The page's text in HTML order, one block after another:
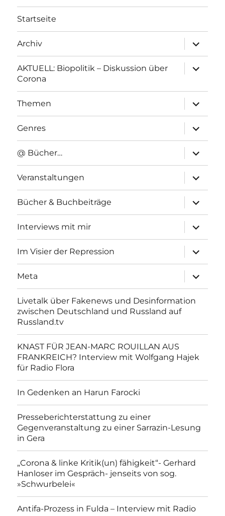
Startseite
Archiv
anzeigen
AKTUELL: Biopolitik – Diskussion über
Corona
anzeigen
Themen
anzeigen
Genres
anzeigen
@ Bücher…
anzeigen
Veranstaltungen
anzeigen
Bücher & Buchbeiträge
anzeigen
Interviews mit mir
anzeigen
Im Visier der Repression
anzeigen
Meta
anzeigen
Livetalk über Fakenews und Desinformation
zwischen Deutschland und Russland auf
Russland.tv
KNAST FÜR JEAN-MARC ROUILLAN AUS
FRANKREICH? Interview mit Wolfgang Hajek
für Radio Flora
In Gedenken an Harun Farocki
Presseberichterstattung zu einer
Gegenveranstaltung zu einer Sarrazin-Lesung
in Gera
„Corona & linke Kritik(un) fähigkeit“- Gerhard
Hanloser im Gespräch- jenseits von sog.
»Schwurbelei«
Antifa-Prozess in Fulda – Interview mit Radio